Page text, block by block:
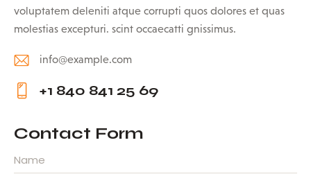
voluptatem deleniti atque corrupti quos dolores et quas
molestias excepturi. scint occaecatti gnissimus.
E-
m
info@example.com
on
+1 840 841 25 69
Contact Form